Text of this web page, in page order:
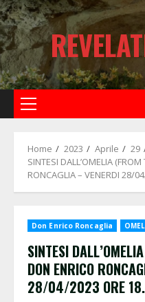
Skip
to
content
Primary
Home 2023 Aprile
29
SINTESI DALL’OMELIA
RONCAGLIA – VENERDI 28/
Don Enrico Roncaglia
SINTESI
DON ENRICO
28/04/2023 ORE